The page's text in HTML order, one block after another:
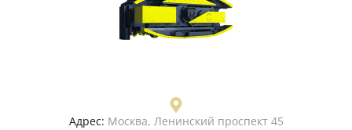
Адрес: Москва, Ленинский проспект 45